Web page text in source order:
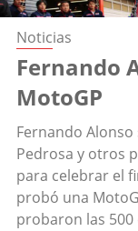
Noticias
Fernando
MotoGP
Fernando
Pedrosa y otros
para celebrar el
probó una
probaron las 500